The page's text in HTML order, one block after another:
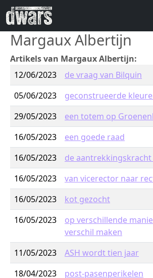
Overslaan en naar de inhoud gaan
Margaux Albertijn
Artikels van Margaux Albertijn:
12/06/2023
de vraag van Bilquin
05/06/2023
geconstrueerde
29/05/2023
een totem op
16/05/2023
een goede raad
16/05/2023
de
16/05/2023
van vicerector naar
16/05/2023
kot gezocht
16/05/2023
op verschillende
verschil maken
11/05/2023
ASH wordt tien jaar
18/04/2023
post-pasenperikelen